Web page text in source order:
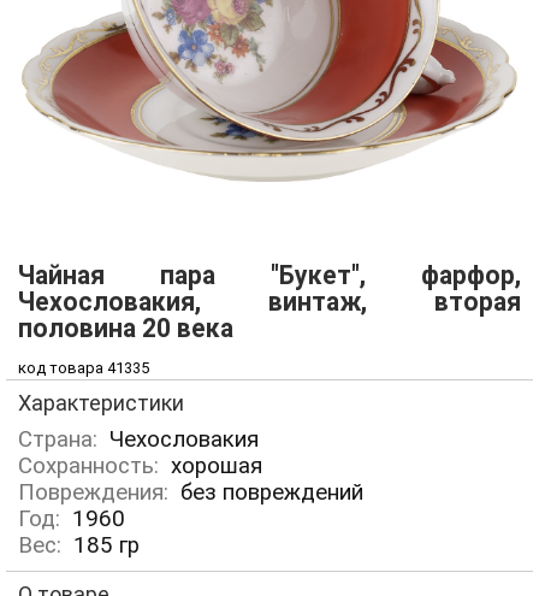
Чайная пара "Букет", фарфор,
Чехословакия, винтаж, вторая
половина 20 века
код товара 41335
Характеристики
Страна: Чехословакия
Сохранность: хорошая
Повреждения: без повреждений
Год: 1960
Вес: 185 гр